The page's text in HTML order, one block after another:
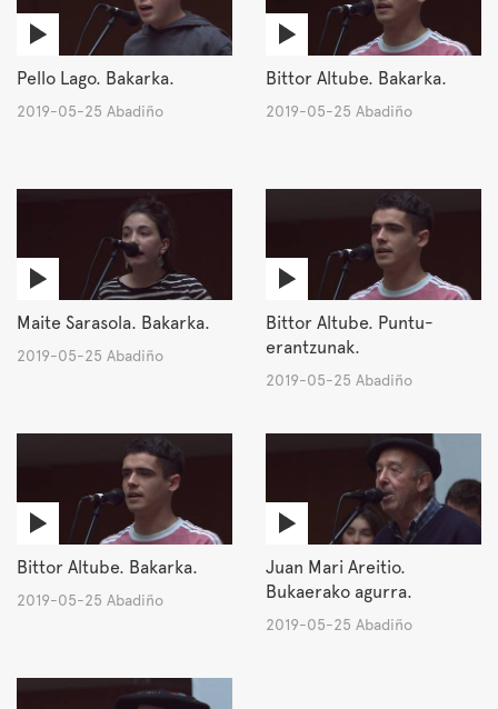
Pello Lago. Bakarka.
2019-05-25 Abadiño
Bittor Altube. Bakarka.
2019-05-25 Abadiño
Maite Sarasola. Bakarka.
2019-05-25 Abadiño
Bittor Altube. Puntu-
erantzunak.
2019-05-25 Abadiño
Bittor Altube. Bakarka.
2019-05-25 Abadiño
Juan Mari Areitio.
Bukaerako agurra.
2019-05-25 Abadiño